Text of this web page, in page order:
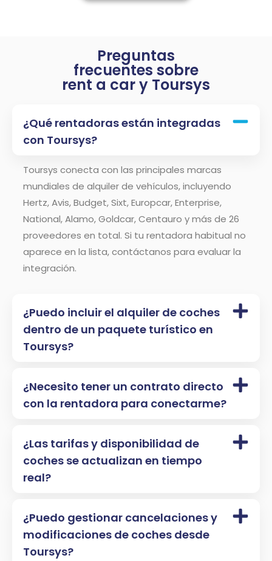
Preguntas
frecuentes sobre
rent a car y Toursys
¿Qué rentadoras están integradas
con Toursys?
Toursys conecta con las principales marcas
mundiales de alquiler de vehículos, incluyendo
Hertz, Avis, Budget, Sixt, Europcar, Enterprise,
National, Alamo, Goldcar, Centauro y más de 26
proveedores en total. Si tu rentadora habitual no
aparece en la lista, contáctanos para evaluar la
integración.
¿Puedo incluir el alquiler de coches
dentro de un paquete turístico en
Toursys?
¿Necesito tener un contrato directo
con la rentadora para conectarme?
¿Las tarifas y disponibilidad de
coches se actualizan en tiempo
real?
¿Puedo gestionar cancelaciones y
modificaciones de coches desde
Toursys?